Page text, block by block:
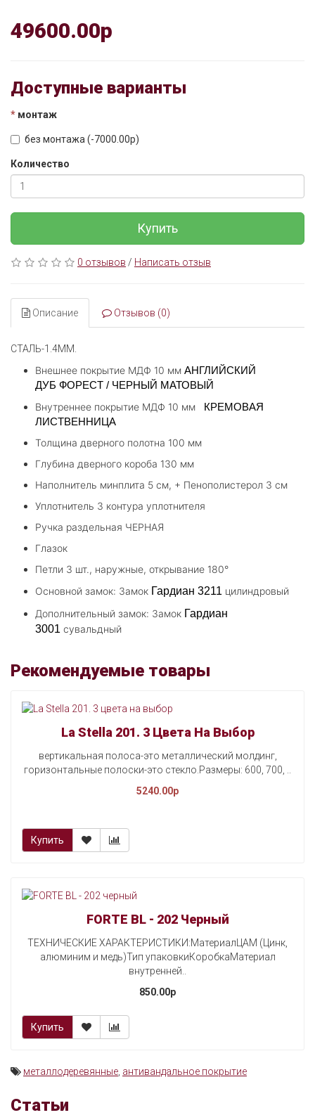
49600.00p
Доступные варианты
монтаж
без монтажа (-7000.00p)
Количество
Купить
0 отзывов / Написать отзыв
Описание Отзывов (0)
СТАЛЬ-1.4ММ.
Внешнее покрытие МДФ 10 мм АНГЛИЙСКИЙ
ДУБ ФОРЕСТ / ЧЕРНЫЙ МАТОВЫЙ
Внутреннее покрытие МДФ 10 мм КРЕМОВАЯ
ЛИСТВЕННИЦА
Толщина дверного полотна 100 мм
Глубина дверного короба 130 мм
Наполнитель минплита 5 см, + Пенополистерол 3 см
Уплотнитель 3 контура уплотнителя
Ручка раздельная ЧЕРНАЯ
Глазок
Петли 3 шт., наружные, открывание 180°
Основной замок: Замок Гардиан 3211 цилиндровый
Дополнительный замок: Замок Гардиан
3001 сувальдный
Рекомендуемые товары
La Stella 201. 3 Цвета На Выбор
вертикальная полоса-это металлический молдинг,
горизонтальные полоски-это стекло.Размеры: 600, 700, ..
5240.00p
Купить
FORTE BL - 202 Черный
ТЕХНИЧЕСКИЕ ХАРАКТЕРИСТИКИ:МатериалЦАМ (Цинк,
алюминим и медь)Тип упаковкиКоробкаМатериал
внутренней..
850.00p
Купить
металлодеревянные антивандальное покрытие
Статьи